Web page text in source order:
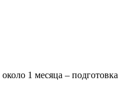
1 месяца – подготовка